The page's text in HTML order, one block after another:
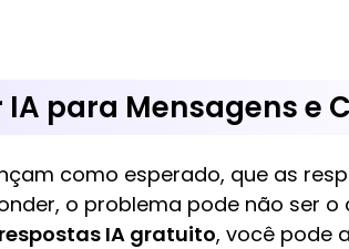
IA para Mensagens e
como esperado, que as
o problema pode não ser
IA gratuito​, você pode